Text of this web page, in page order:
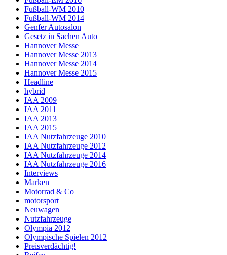
Fußball-WM 2010
Fußball-WM 2014
Genfer Autosalon
Gesetz in Sachen Auto
Hannover Messe
Hannover Messe 2013
Hannover Messe 2014
Hannover Messe 2015
Headline
hybrid
IAA 2009
IAA 2011
IAA 2013
IAA 2015
IAA Nutzfahrzeuge 2010
IAA Nutzfahrzeuge 2012
IAA Nutzfahrzeuge 2014
IAA Nutzfahrzeuge 2016
Interviews
Marken
Motorrad & Co
motorsport
Neuwagen
Nutzfahrzeuge
Olympia 2012
Olympische Spielen 2012
Preisverdächtig!